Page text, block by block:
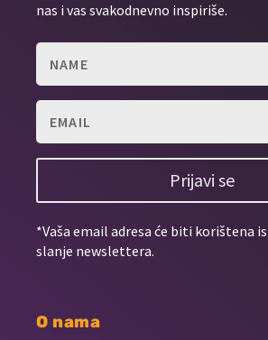
nas i vas svakodnevno inspiriše.
Prijavi se
*Vaša email adresa će biti korištena
slanje newslettera.
O nama